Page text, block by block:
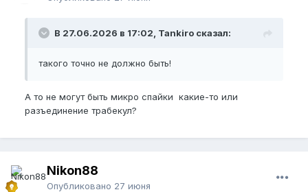
В 27.06.2026 в 17:02, Tankiro сказал:
такого точно не должно быть!
А то не могут быть микро спайки какие-то или
разъединение трабекул?
Nikon88
Опубликовано 27 июня